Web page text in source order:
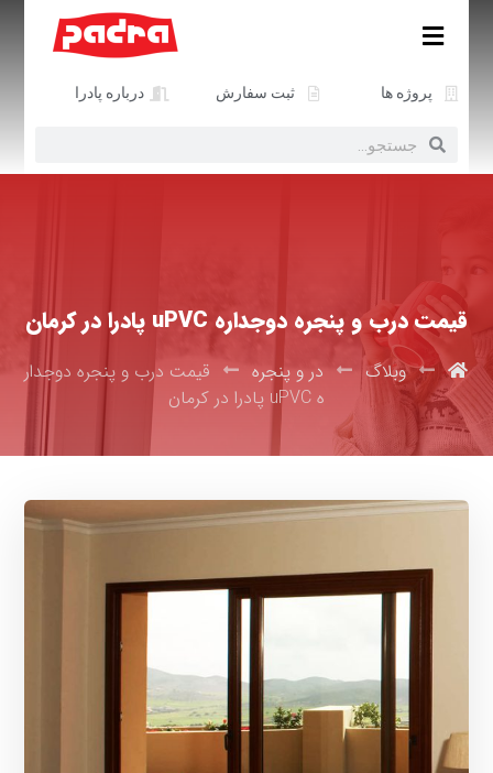
پروژه ها ثبت سفارش درباره پادرا
قیمت درب و پنجره دوجداره uPVC پادرا در کرمان
وبلاگ در و پنجره
قیمت درب و پنجره دوجدار
ه uPVC پادرا در کرمان